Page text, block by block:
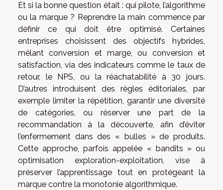
Et si la bonne question était : qui pilote, l’algorithme
ou la marque ? Reprendre la main commence par
définir ce qui doit être optimisé. Certaines
entreprises choisissent des objectifs hybrides,
mêlant conversion et marge, ou conversion et
satisfaction, via des indicateurs comme le taux de
retour, le NPS, ou la réachatabilité à 30 jours.
D’autres introduisent des règles éditoriales, par
exemple limiter la répétition, garantir une diversité
de catégories, ou réserver une part de la
recommandation à la découverte, afin d’éviter
l’enfermement dans des « bulles » de produits.
Cette approche, parfois appelée « bandits » ou
optimisation exploration-exploitation, vise à
préserver l’apprentissage tout en protégeant la
marque contre la monotonie algorithmique.